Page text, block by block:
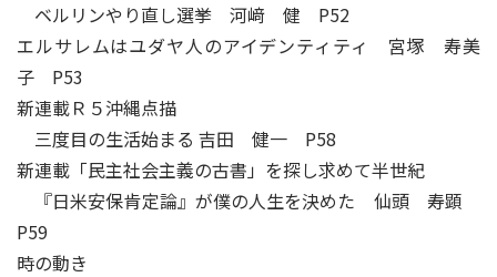
ベルリンやり直し選挙 河﨑 健 P52
エルサレムはユダヤ人のアイデンティティ 宮塚 寿美
子 P53
新連載Ｒ５沖縄点描
三度目の生活始まる 吉田 健一 P58
新連載「民主社会主義の古書」を探し求めて半世紀
『日米安保肯定論』が僕の人生を決めた 仙頭 寿顕
P59
時の動き